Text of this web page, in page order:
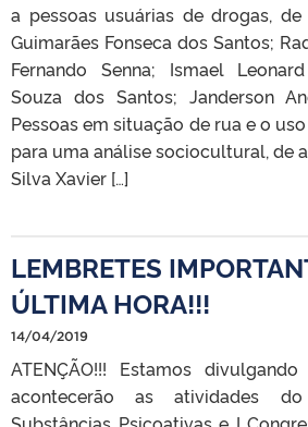
a pessoas usuárias de drogas,
Guimarães Fonseca dos Santos;
Fernando Senna; Ismael
Souza dos Santos; Janderson
Pessoas em situação de rua e o
para uma análise sociocultural, de
Silva Xavier […]
LEMBRETES
ÚLTIMA HORA!!!
14/04/2019
ATENÇÃO!!! Estamos
acontecerão as atividades
Substâncias Psicoativas e I